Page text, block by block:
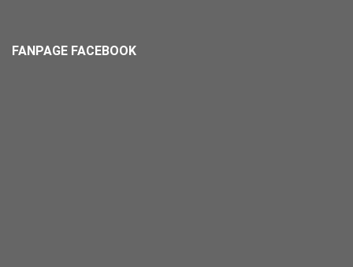
FANPAGE FACEBOOK